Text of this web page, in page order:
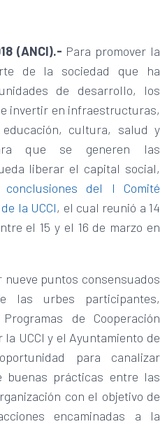
(ANCI).- Para promover la
de la sociedad que ha
de desarrollo, los
invertir en infraestructuras,
cultura, salud y
que se generen las
liberar el capital social,
del I Comité
la UCCI, el cual reunió a 14
el 15 y el 16 de marzo en
puntos consensuados
las urbes participantes,
de Cooperación
UCCI y el Ayuntamiento de
para canalizar
buenas prácticas entre las
con el objetivo de
encaminadas a la